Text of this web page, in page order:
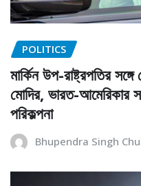
POLITICS
মার্কিন উপ-রাষ্ট্রপতির
মোদির, ভারত-
পরিকল্পনা
Bhupendra Singh